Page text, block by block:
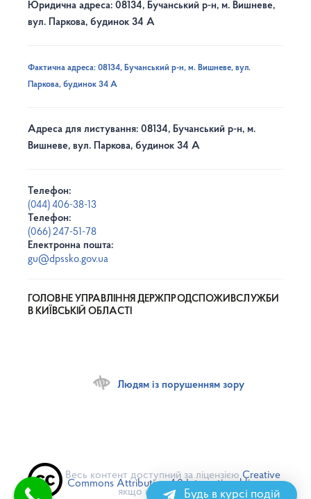
Юридична адреса: 08134, Бучанський р-н, м. Вишневе,
вул. Паркова, будинок 34 А
Фактична адреса: 08134, Бучанський р-н, м. Вишневе, вул.
Паркова, будинок 34 А
Адреса для листування: 08134, Бучанський р-н, м.
Вишневе, вул. Паркова, будинок 34 А
Телефон:
(044) 406-38-13
Телефон:
(066) 247-51-78
Електронна пошта:
gu@dpssko.gov.ua
ГОЛОВНЕ УПРАВЛІННЯ ДЕРЖПРОДСПОЖИВСЛУЖБИ
В КИЇВСЬКІЙ ОБЛАСТІ
Людям із порушенням зору
Весь контент доступний за ліцензією Creative
Commons Attribution 4.0 International license,
якщо не зазначено іншеБудь в курсі подій